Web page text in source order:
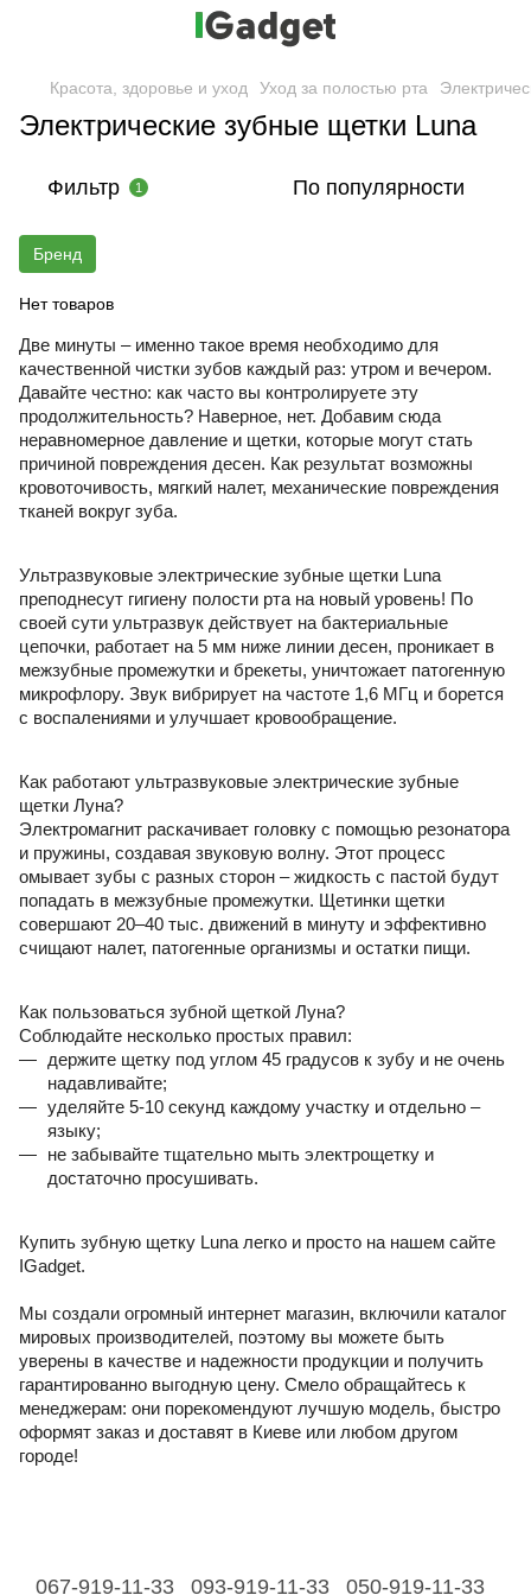
Красота, здоровье и уход Уход за полостью рта
Электрические зубные щетки Luna
Фильтр 1 По популярности
Бренд
Нет товаров
Две минуты – именно такое время необходимо для
качественной чистки зубов каждый раз: утром и вечером.
Давайте честно: как часто вы контролируете эту
продолжительность? Наверное, нет. Добавим сюда
неравномерное давление и щетки, которые могут стать
причиной повреждения десен. Как результат возможны
кровоточивость, мягкий налет, механические повреждения
тканей вокруг зуба.
Ультразвуковые электрические зубные щетки Luna
преподнесут гигиену полости рта на новый уровень! По
своей сути ультразвук действует на бактериальные
цепочки, работает на 5 мм ниже линии десен, проникает в
межзубные промежутки и брекеты, уничтожает патогенную
микрофлору. Звук вибрирует на частоте 1,6 МГц и борется
с воспалениями и улучшает кровообращение.
Как работают ультразвуковые электрические зубные
щетки Луна?
Электромагнит раскачивает головку с помощью резонатора
и пружины, создавая звуковую волну. Этот процесс
омывает зубы с разных сторон – жидкость с пастой будут
попадать в межзубные промежутки. Щетинки щетки
совершают 20–40 тыс. движений в минуту и эффективно
счищают налет, патогенные организмы и остатки пищи.
Как пользоваться зубной щеткой Луна?
Соблюдайте несколько простых правил:
держите щетку под углом 45 градусов к зубу и не очень
надавливайте;
уделяйте 5-10 секунд каждому участку и отдельно –
языку;
не забывайте тщательно мыть электрощетку и
достаточно просушивать.
Купить зубную щетку Luna легко и просто на нашем сайте
IGadget.
Мы создали огромный интернет магазин, включили каталог
мировых производителей, поэтому вы можете быть
уверены в качестве и надежности продукции и получить
гарантированно выгодную цену. Смело обращайтесь к
менеджерам: они порекомендуют лучшую модель, быстро
оформят заказ и доставят в Киеве или любом другом
городе!
067-919-11-33 093-919-11-33 050-919-11-33